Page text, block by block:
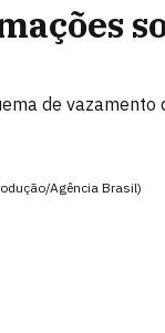
de vazamento
Agência Brasil)